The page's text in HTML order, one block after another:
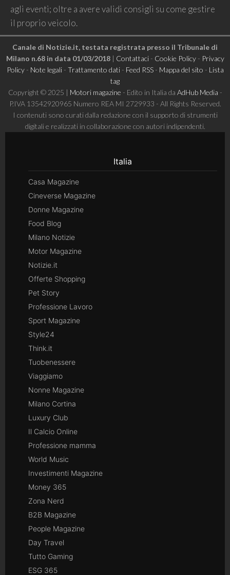
agli eventi; oltre a avere validi consigli su come gestire
il proprio veicolo.
Canale di Notizie.it, testata registrata presso il Tribunale di
Milano n.68 in data 01/03/2018| Contattaci- Cookie Policy- Privacy
Policy- Note legali- Trattamento dati- Feed RSS- Mappa del sito - Lista
tag
Copyright © 2025 | Motori magazine - Edito in Italia da AdHub Media -
P.IVA 13542920965 Numero REA MI 2729933 - All Rights Reserved.
I contenuti sono curati dalla redazione con il supporto di strumenti
digitali e realizzati in collaborazione con autori indipendenti.
Italia
Casa Magazine
Cineverse Magazine
Donne Magazine
Food Blog
Milano Notizie
Motor Magazine
Notizie.it
Offerte Shopping
Pet Story
Professione Lavoro
Sport Magazine
Style24
Think.it
Tuobenessere
Viaggiamo
Nonne Magazine
Milano Cortina
Luxury Club
Il Calcio Online
Professione mamma
World Music
Investimenti Magazine
Money 365
Zona Nerd
B2B Magazine
People Magazine
Day Travel
Tutto Gaming
ESG 365